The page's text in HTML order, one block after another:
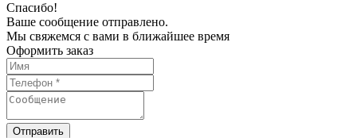
Спасибо!
Ваше сообщение отправлено.
Мы свяжемся с вами в ближайшее время
Оформить заказ
Отправить